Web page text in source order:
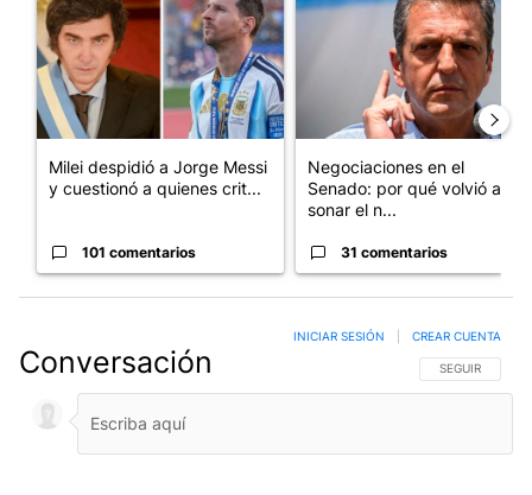
Milei despidió a Jorge Messi
y cuestionó a quienes crit...
101 comentarios
Negociaciones en el
Senado: por qué volvió a
sonar el n...
31 comentarios
Conversación SIGA ESTA
SEGUIR
INICIAR SESIÓN CREAR CUENTA